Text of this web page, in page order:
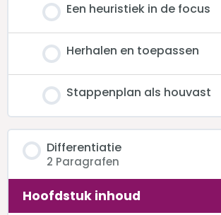
Een heuristiek in de focus
Herhalen en toepassen
Stappenplan als houvast
Differentiatie
2 Paragrafen
Hoofdstuk inhoud